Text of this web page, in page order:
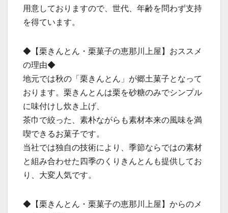
用意しておりますので、世代、年齢を問わず支持
を得ています。
◆【栗きんとん・栗菓子の恵那川上屋】おススメ
の理由◆
地元では秋の「栗きんとん」が郷土菓子となって
おります。栗きんとんは栗を砂糖のみでシンプル
に味付けし炊き上げ、
茶巾で絞った、素朴ながらも素材本来の風味を満
喫できるお菓子です。
当社では独自の技術により、季節ならではの素材
と組み合わせた四季のくりきんとんも提供してお
り、大変人気です。
◆【栗きんとん・栗菓子の恵那川上屋】からのメ